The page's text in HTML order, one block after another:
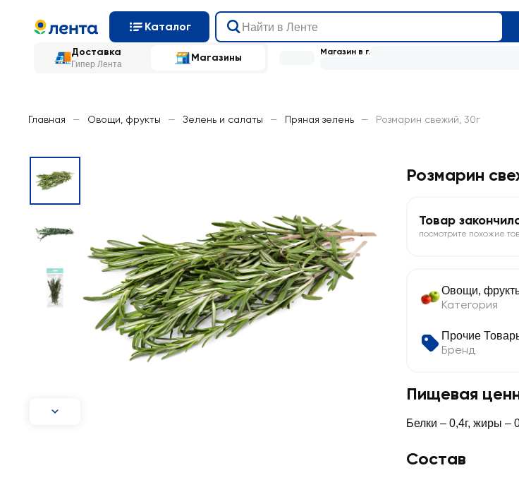
Каталог
Доставка
Гипер Лента
Магазины Магазин в г.
Главная — Овощи, фрукты — Зелень и салаты — Пряная зелень — Розмарин свежий, 30г
Розмарин
Товар
посмотрите похожие
Овощи,
Категория
Прочие
Бренд
Пищевая
Белки – 0,4г, жиры –
Состав